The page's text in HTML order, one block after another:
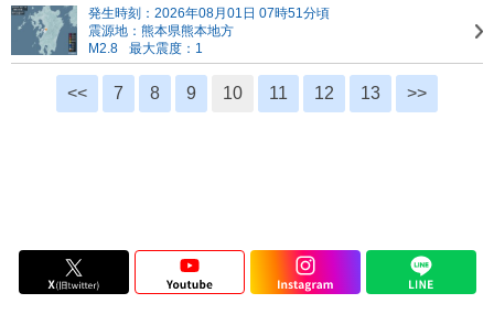
発生時刻：2026年08月01日 07時51分頃
震源地：熊本県熊本地方
M2.8
最大震度：1
<< 7 8 9 10 11 12 13 >>